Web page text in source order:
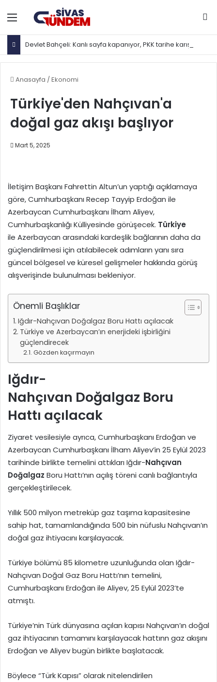
Menü
Anasayfa / Ekonomi
Türkiye'den Nahçıvan'a
doğal gaz akışı başlıyor
Mart 5, 2025
İletişim Başkanı Fahrettin Altun’un yaptığı açıklamaya
göre, Cumhurbaşkanı Recep Tayyip Erdoğan ile
Azerbaycan Cumhurbaşkanı İlham Aliyev,
Cumhurbaşkanlığı Külliyesinde görüşecek. Türkiye
ile Azerbaycan arasındaki kardeşlik bağlarının daha da
güçlendirilmesi için atılabilecek adımların yanı sıra
güncel bölgesel ve küresel gelişmeler hakkında görüş
alışverişinde bulunulması bekleniyor.
Önemli Başlıklar
Iğdır-Nahçıvan Doğalgaz Boru Hattı açılacak
Türkiye ve Azerbaycan’ın enerjideki işbirliğini
güçlendirecek
Gözden kaçırmayın
Iğdır-
Nahçıvan Doğalgaz Boru
Hattı açılacak
Ziyaret vesilesiyle ayrıca, Cumhurbaşkanı Erdoğan ve
Azerbaycan Cumhurbaşkanı İlham Aliyev’in 25 Eylül 2023
tarihinde birlikte temelini attıkları Iğdır-Nahçıvan
Doğalgaz Boru Hattı’nın açılış töreni canlı bağlantıyla
gerçekleştirilecek.
Yıllık 500 milyon metreküp gaz taşıma kapasitesine
sahip hat, tamamlandığında 500 bin nüfuslu Nahçıvan’ın
doğal gaz ihtiyacını karşılayacak.
Türkiye bölümü 85 kilometre uzunluğunda olan Iğdır-
Nahçıvan Doğal Gaz Boru Hattı’nın temelini,
Cumhurbaşkanı Erdoğan ile Aliyev, 25 Eylül 2023’te
atmıştı.
Türkiye’nin Türk dünyasına açılan kapısı Nahçıvan’ın doğal
gaz ihtiyacının tamamını karşılayacak hattınn gaz akışını
Erdoğan ve Aliyev bugün birlikte başlatacak.
Böylece “Türk Kapısı” olarak nitelendirilen